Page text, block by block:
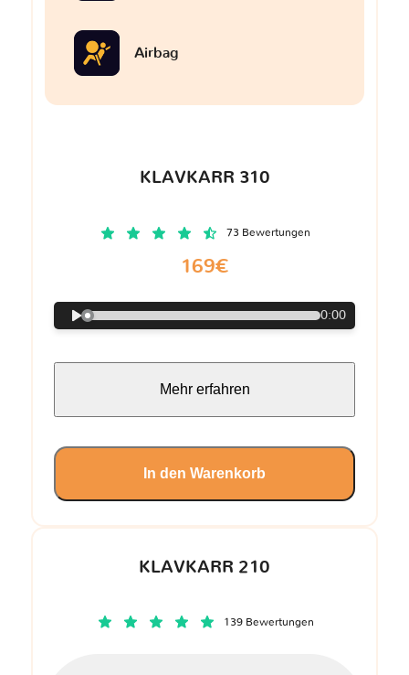
KLAVKARR 210
139 Bewertungen
Airbag
KLAVKARR 310
73 Bewertungen
169€
0:00
Mehr erfahren
In den Warenkorb